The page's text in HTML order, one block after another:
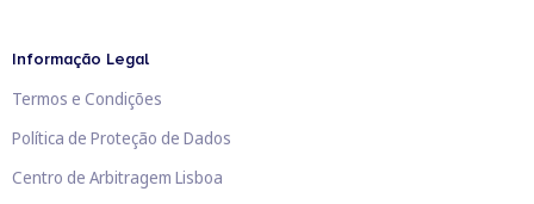
Informação Legal
Termos e Condições
Política de Proteção de Dados
Centro de Arbitragem Lisboa